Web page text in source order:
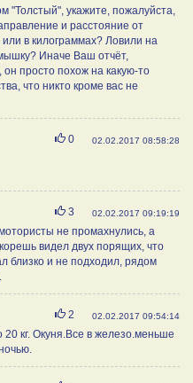
"Толстый", укажите, пожалуйста,
и расстояние от
в килограммах? Ловили на
Иначе Ваш отчёт,
просто похож на какую-то
что никто кроме вас не
02.02.2017 08:58:28
Нравится
0
02.02.2017 09:19:19
Нравится
3
не промахнулись, а
видел двух порящих, что
близко и не подходил, рядом
02.02.2017 09:54:14
Нравится
2
кг. Окуня.Все в железо.меньше